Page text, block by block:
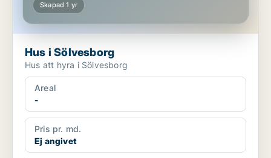
Skapad 1 yr
Hus i Sölvesborg
Hus att hyra i Sölvesborg
Areal
-
Pris pr. md.
Ej angivet